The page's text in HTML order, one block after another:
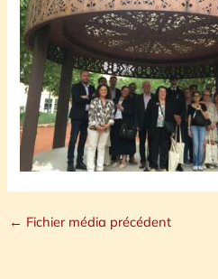
← Fichier média précédent